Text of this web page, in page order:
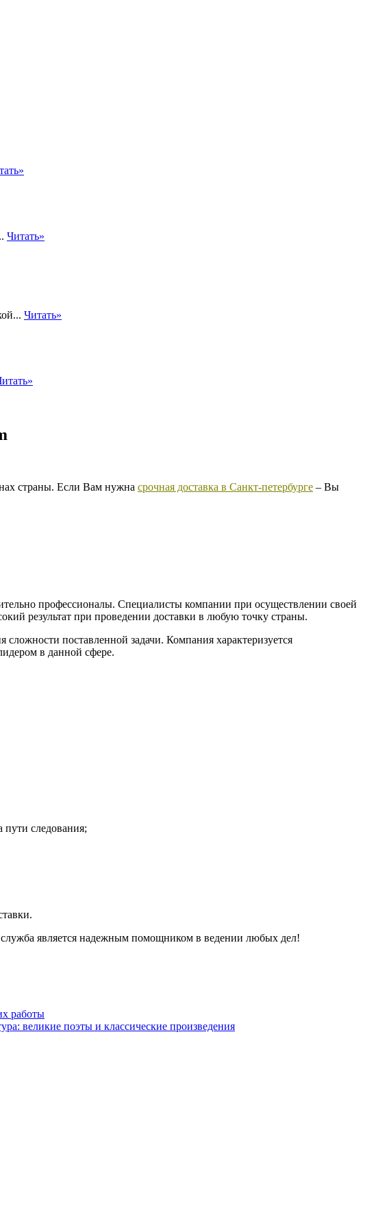
Читать»
Читать»
страны. Если Вам нужна срочная доставка в Санкт-петербурге – Вы
профессионалы. Специалисты компании при осуществлении своей
результат при проведении доставки в любую точку страны.
поставленной задачи. Компания характеризуется
в данной сфере.
пути следования;
является надежным помощником в ведении любых дел!
работы
великие поэты и классические произведения